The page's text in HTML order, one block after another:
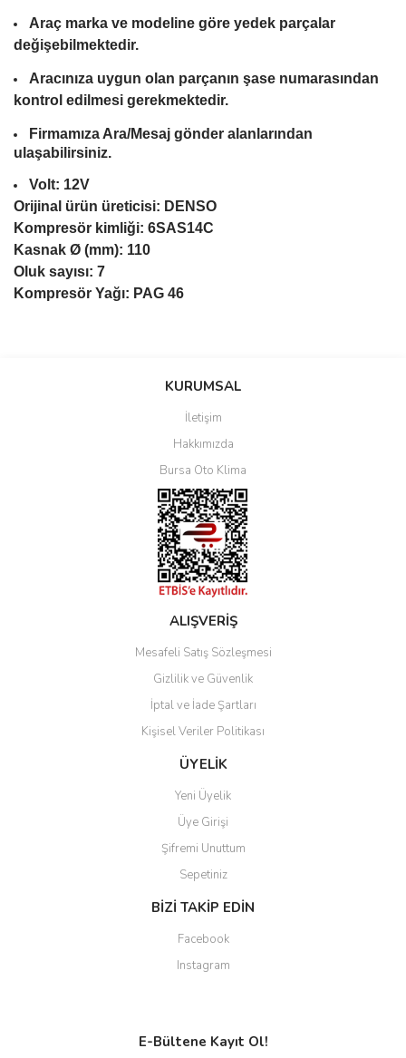
Araç marka ve modeline göre yedek parçalar
değişebilmektedir.
Aracınıza uygun olan parçanın şase numarasından
kontrol edilmesi gerekmektedir.
Firmamıza Ara/Mesaj gönder alanlarından
ulaşabilirsiniz.
Volt: 12V
Orijinal ürün üreticisi: DENSO
Kompresör kimliği: 6SAS14C
Kasnak Ø (mm): 110
Oluk sayısı: 7
Kompresör Yağı: PAG 46
Bu ürüne ilk yorumu siz yapın!
Yorum Yaz
KURUMSAL
İletişim
Hakkımızda
Bursa Oto Klima
ALIŞVERİŞ
Mesafeli Satış Sözleşmesi
Gizlilik ve Güvenlik
İptal ve İade Şartları
Kişisel Veriler Politikası
ÜYELİK
Yeni Üyelik
Üye Girişi
Şifremi Unuttum
Sepetiniz
BİZİ TAKİP EDİN
Facebook
Instagram
E-Bültene Kayıt Ol!